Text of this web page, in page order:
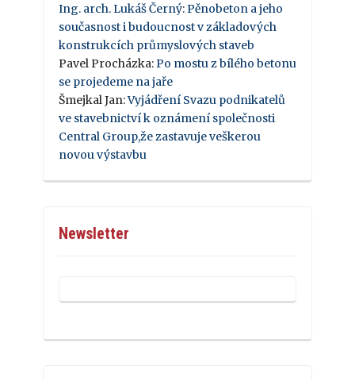
Ing. arch. Lukáš Černý: Pěnobeton a jeho
současnost i budoucnost v základových
konstrukcích průmyslových staveb
Pavel Procházka: Po mostu z bílého betonu
se projedeme na jaře
Šmejkal Jan:Vyjádření Svazu podnikatelů
ve stavebnictví k oznámení společnosti
Central Group,že zastavuje veškerou
novou výstavbu
Newsletter